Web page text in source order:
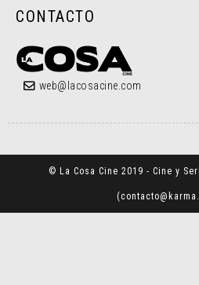
CONTACTO
web@lacosacine.com
© La Cosa Cine 2019 - Cine y
(